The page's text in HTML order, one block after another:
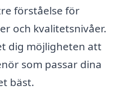
förståelse för
och kvalitetsnivåer.
dig möjligheten att
som passar dina
bäst.